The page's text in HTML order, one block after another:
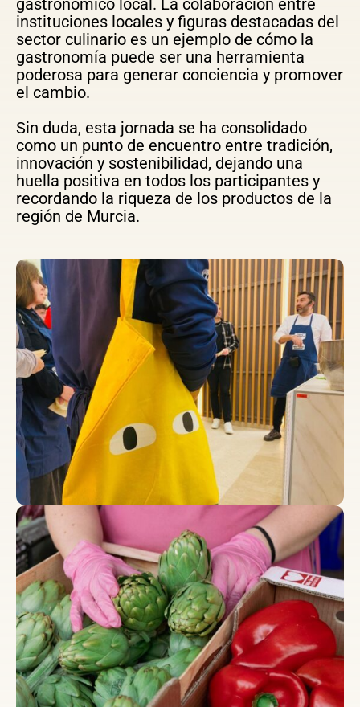
gastronómico local. La colaboración entre
instituciones locales y figuras destacadas del
sector culinario es un ejemplo de cómo la
gastronomía puede ser una herramienta
poderosa para generar conciencia y promover
el cambio.
Sin duda, esta jornada se ha consolidado
como un punto de encuentro entre tradición,
innovación y sostenibilidad, dejando una
huella positiva en todos los participantes y
recordando la riqueza de los productos de la
región de Murcia.